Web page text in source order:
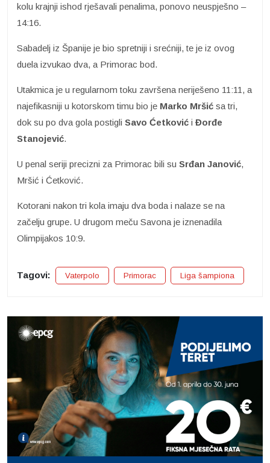
kolu krajnji ishod rješavali penalima, ponovo neuspješno –
14:16.
Sabadelj iz Španije je bio spretniji i srećniji, te je iz ovog
duela izvukao dva, a Primorac bod.
Utakmica je u regularnom toku završena neriješeno 11:11, a
najefikasniji u kotorskom timu bio je Marko Mršić sa tri,
dok su po dva gola postigli Savo Ćetković i Đorđe
Stanojević.
U penal seriji precizni za Primorac bili su Srđan Janović,
Mršić i Ćetković.
Kotorani nakon tri kola imaju dva boda i nalaze se na
začelju grupe. U drugom meču Savona je iznenadila
Olimpijakos 10:9.
Tagovi: Vaterpolo Primorac Liga šampiona